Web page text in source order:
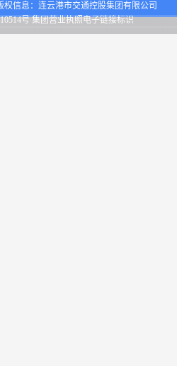
权信息：连云港市交通控股集团有限公司
号 集团营业执照电子链接标识